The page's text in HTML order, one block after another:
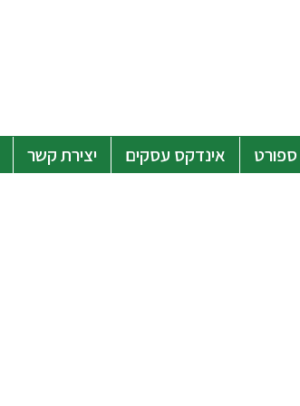
ספורט אינדקס עסקים יצירת קשר